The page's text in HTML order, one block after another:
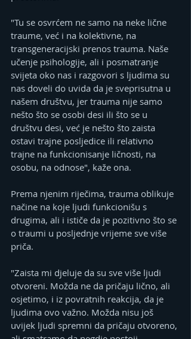
"Tu se osvrćem ne samo na neke lične
traume, već i na kolektivne, na
transgeneracijski prenos trauma. Naše
učenje psihologije, ali i posmatranje
svijeta oko nas i razgovori s ljudima su
nas doveli do uvida da je sveprisutna u
našem društvu, jer trauma nije samo
nešto što se osobi desi ili što se u
društvu desi, već je nešto što zaista
ostavi trajne posljedice ili relativno
trajne na funkcionisanje ličnosti, na
osobu, na odnose", kaže ona.
Prema njenim riječima, trauma oblikuje
načine na koje ljudi funkcionišu s
drugima, ali i ističe da je pozitivno što se
o traumi u posljednje vrijeme sve više
priča.
"Zaista mi djeluje da su sve više ljudi
otvoreni. Možda ne da pričaju lično, ali
osjetimo, i iz povratnih reakcija, da je
ljudima ovo važno. Možda nisu još
uvijek ljudi spremni da pričaju otvoreno,